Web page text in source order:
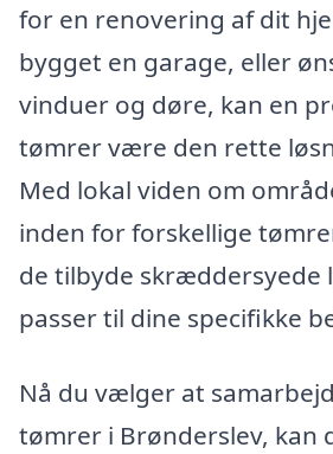
for en renovering af dit
bygget en garage, eller
vinduer og døre, kan en
tømrer være den rette
Med lokal viden om
inden for forskellige
de tilbyde skræddersyede
passer til dine specifikke
Nå du vælger at
tømrer i Brønderslev, kan